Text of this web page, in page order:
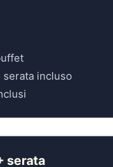
incluso
serata